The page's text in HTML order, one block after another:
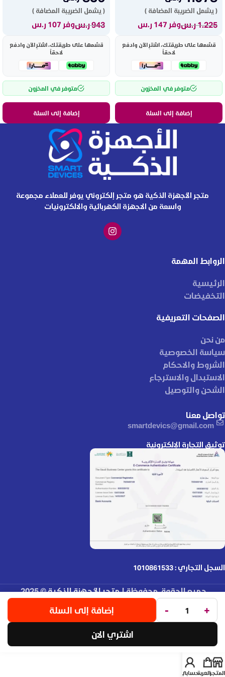
( يشمل الضريبة المضافة )
1.225ر.سوفر 147 ر.س
قسّمها على طريقتك، اشترِ الآن وادفع
لاحقاً
متوفر في المخزون
إضافة إلى السلة
( يشمل الضريبة المضافة )
943ر.سوفر 107 ر.س
قسّمها على طريقتك، اشترِ الآن وادفع
لاحقاً
متوفر في المخزون
إضافة إلى السلة
متجر الأجهزة الذكية هو متجر إلكتروني يوفر للعملاء مجموعة
واسعة من الاجهزة الكهربائية والالكترونيات
الروابط المهمة
الرئيسية
التخفيضات
الصفحات التعريفية
من نحن
سياسة الخصوصية
الشروط والاحكام
الاستبدال والاسترجاع
الشحن والتوصيل
تواصل معنا
smartdevics@gmail.com
توثيق التجارة الإلكترونية
السجل التجاري : 1010861533
جميع الحقوق محفوظة لـمتجر الأجهزة الذكية© 2025.
تم التطوير بواسطة
المتجرالعربةحسابي
+
- إضافة إلى السلة
اشتري الان